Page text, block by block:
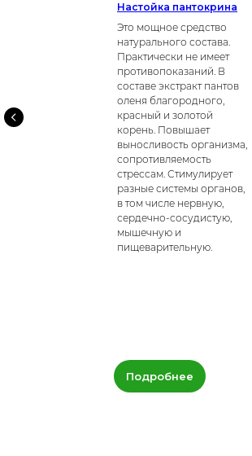
Настойка пантокрина
Это мощное средство
натурального состава.
Практически не имеет
противопоказаний. В
составе экстракт пантов
оленя благородного,
красный и золотой
корень. Повышает
выносливость организма,
сопротивляемость
стрессам. Стимулирует
разные системы органов,
в том числе нервную,
сердечно-сосудистую,
мышечную и
пищеварительную.
Подробнее